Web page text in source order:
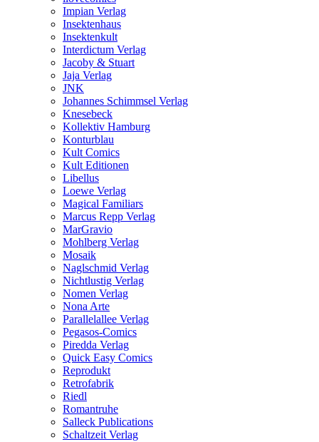
Impian Verlag
Insektenhaus
Insektenkult
Interdictum Verlag
Jacoby & Stuart
Jaja Verlag
JNK
Johannes Schimmsel Verlag
Knesebeck
Kollektiv Hamburg
Konturblau
Kult Comics
Kult Editionen
Libellus
Loewe Verlag
Magical Familiars
Marcus Repp Verlag
MarGravio
Mohlberg Verlag
Mosaik
Naglschmid Verlag
Nichtlustig Verlag
Nomen Verlag
Nona Arte
Parallelallee Verlag
Pegasos-Comics
Piredda Verlag
Quick Easy Comics
Reprodukt
Retrofabrik
Riedl
Romantruhe
Salleck Publications
Schaltzeit Verlag